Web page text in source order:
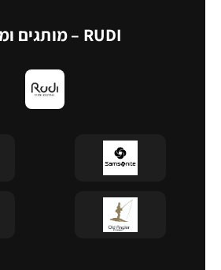
RUDI – מותגים ומיקום